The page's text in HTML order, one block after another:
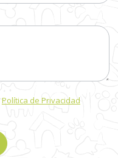
Política de Privacidad